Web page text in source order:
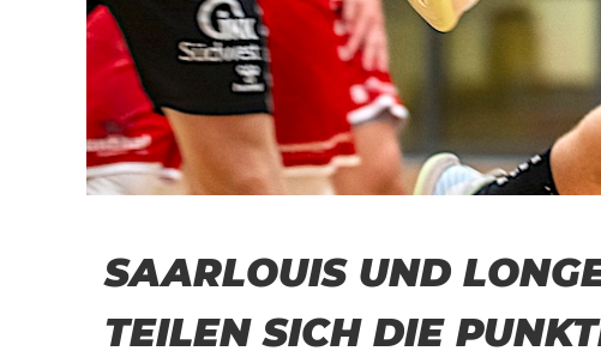
SAARLOUIS UND
TEILEN SICH DIE